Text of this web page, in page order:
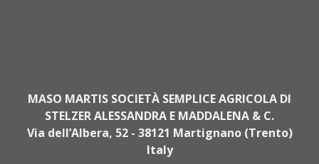
MASO MARTIS SOCIETÀ SEMPLICE AGRICOLA DI
STELZER ALESSANDRA E MADDALENA & C.
Via dell’Albera, 52 - 38121 Martignano (Trento)
Italy